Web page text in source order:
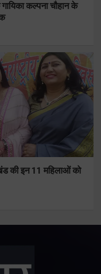
कल्पना चौहान के
की इन 11 महिलाओं को